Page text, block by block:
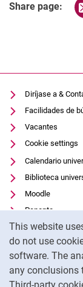
This website
do not use
software. The
any conclusions
Share page:
Diríjase a &
Facilidades de
Vacantes
Cookie settings
Calendario
Biblioteca
Moodle
Panopto
Protección de
Accesibilidad
Uso